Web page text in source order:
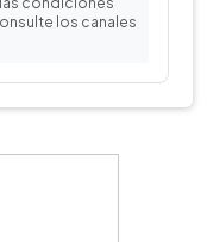
los canales